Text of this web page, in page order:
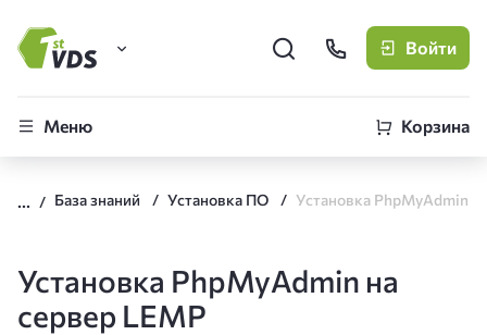
FirstVDS (вы здесь)
CLO
Войти
Меню Корзина
База знаний Установка ПО
Установка PhpMyAdmin на
сервер LEMP